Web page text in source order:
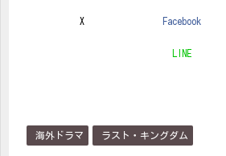
X Facebook
LINE
海外ドラマ ラスト・キングダム